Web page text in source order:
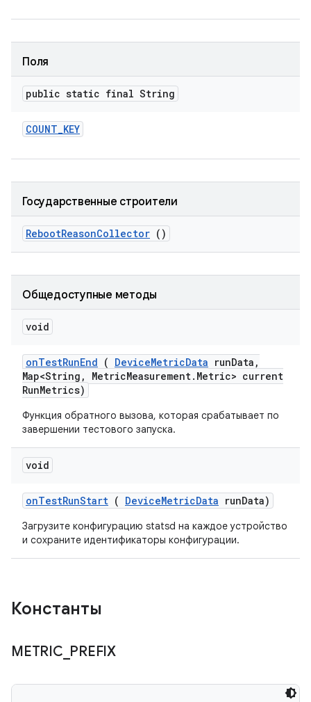
Поля
public static final String
COUNT_KEY
Государственные строители
RebootReasonCollector ()
Общедоступные методы
void
onTestRunEnd ( DeviceMetricData runData ,
Map<String , MetricMeasurement. Metric> current
RunMetrics)
Функция обратного вызова, которая срабатывает по
завершении тестового запуска.
void
onTestRunStart ( DeviceMetricData runData)
Загрузите конфигурацию statsd на каждое устройство
и сохраните идентификаторы конфигурации.
Константы
METRIC PREFIX